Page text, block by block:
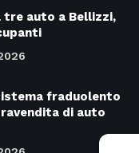
auto a Bellizzi,
fraduolento
di auto